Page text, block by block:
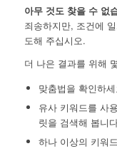
아무 것도 찾을 수 없
죄송하지만, 조건에
도해 주십시오.
더 나은 결과를 위해
맞춤법을 확인하
유사 키워드를 사
릿을 검색해 봅니
하나 이상의 키워